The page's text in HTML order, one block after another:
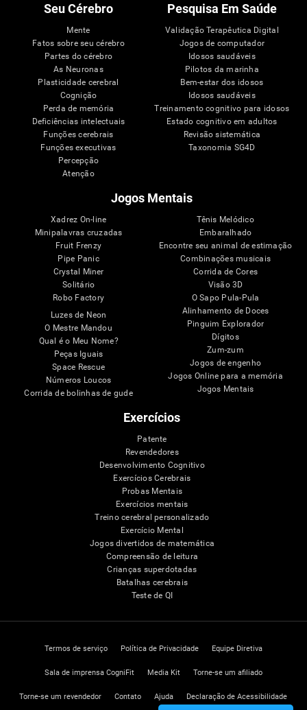
Seu Cérebro
Mente
Fatos sobre seu cérebro
Partes do cérebro
As Neuronas
Plasticidade cerebral
Cognição
Perda de memória
Deficiências intelectuais
Funções cerebrais
Funções executivas
Percepção
Atenção
Pesquisa Em Saúde
Validação Terapêutica Digital
Jogos de computador
Idosos saudáveis
Pilotos da marinha
Bem-estar dos idosos
Idosos saudáveis
Treinamento cognitivo para idosos
Estado cognitivo em adultos
Revisão sistemática
Taxonomia SG4D
Jogos Mentais
Xadrez On-line
Minipalavras cruzadas
Fruit Frenzy
Pipe Panic
Crystal Miner
Solitário
Robo Factory
Luzes de Neon
O Mestre Mandou
Qual é o Meu Nome?
Peças Iguais
Space Rescue
Números Loucos
Corrida de bolinhas de gude
Tênis Melódico
Embaralhado
Encontre seu animal de estimação
Combinações musicais
Corrida de Cores
Visão 3D
O Sapo Pula-Pula
Alinhamento de Doces
Pinguim Explorador
Dígitos
Zum-zum
Jogos de engenho
Jogos Online para a memória
Jogos Mentais
Exercícios
Patente
Revendedores
Desenvolvimento Cognitivo
Exercícios Cerebrais
Probas Mentais
Exercícios mentais
Treino cerebral personalizado
Exercício Mental
Jogos divertidos de matemática
Compreensão de leitura
Crianças superdotadas
Batalhas cerebrais
Teste de QI
Termos de serviço Política de Privacidade Equipe Diretiva
Sala de imprensa CogniFit Media Kit Torne-se um afiliado
Torne-se um revendedor Contato Ajuda Declaração de Acessibilidade